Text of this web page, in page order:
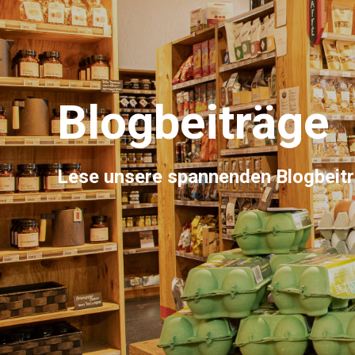
Blogbeiträge
Lese unsere spannenden